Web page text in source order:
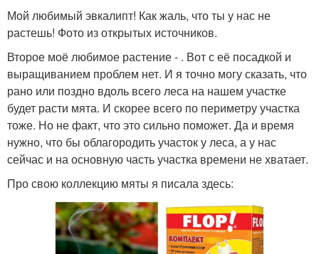
Мой любимый эвкалипт! Как жаль, что ты у нас не
растешь! Фото из открытых источников.
Второе моё любимое растение - . Вот с её посадкой и
выращиванием проблем нет. И я точно могу сказать, что
рано или поздно вдоль всего леса на нашем участке
будет расти мята. И скорее всего по периметру участка
тоже. Но не факт, что это сильно поможет. Да и время
нужно, что бы облагородить участок у леса, а у нас
сейчас и на основную часть участка времени не хватает.
Про свою коллекцию мяты я писала здесь: